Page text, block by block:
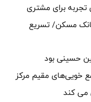
تجربه برای مشتری
بانک مسکن/ تسریع
حسینی بود
خویی‌های مقیم مرکز
می کند